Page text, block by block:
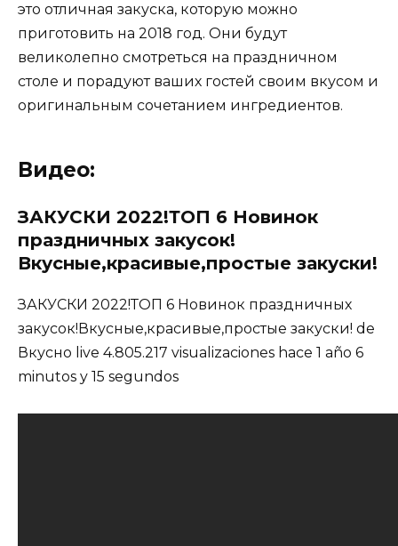
это отличная закуска, которую можно
приготовить на 2018 год. Они будут
великолепно смотреться на праздничном
столе и порадуют ваших гостей своим вкусом и
оригинальным сочетанием ингредиентов.
Видео:
ЗАКУСКИ 2022!ТОП 6 Новинок
праздничных закусок!
Вкусные,красивые,простые закуски!
ЗАКУСКИ 2022!ТОП 6 Новинок праздничных
закусок!Вкусные,красивые,простые закуски! de
Вкусно live 4.805.217 visualizaciones hace 1 año 6
minutos y 15 segundos